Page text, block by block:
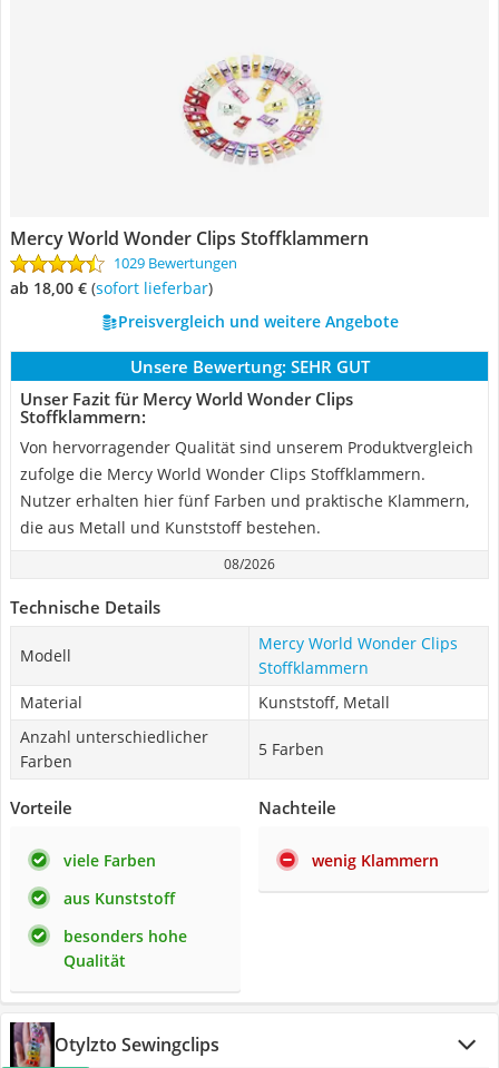
Mercy World Wonder Clips Stoffklammern
1029 Bewertungen
ab 18,00 € ( Sofort lieferbar)
Preisvergleich und weitere Angebote
Unsere Bewertung: SEHR GUT
Unser Fazit für Mercy World Wonder Clips
Stoffklammern:
Von hervorragender Qualität sind unserem Produktvergleich
zufolge die Mercy World Wonder Clips Stoffklammern.
Nutzer erhalten hier fünf Farben und praktische Klammern,
die aus Metall und Kunststoff bestehen.
08/2026
Technische Details
Modell
Mercy World Wonder Clips
Stoffklammern
Material
Kunststoff, Metall
Anzahl unterschiedlicher
Farben
5 Farben
Vorteile
viele Farben
aus Kunststoff
besonders hohe
Qualität
Nachteile
wenig Klammern
Otylzto Sewingclips